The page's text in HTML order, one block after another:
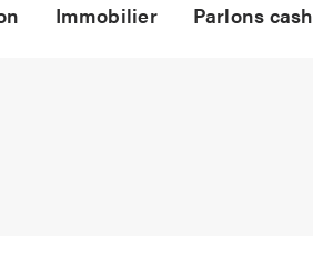
Immobilier Parlons cash